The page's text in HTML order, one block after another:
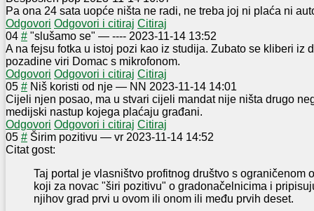
Pa ona 24 sata uopće ništa ne radi, ne treba joj ni plaća ni
Odgovori Odgovori i citiraj Citiraj
04 # "slušamo se" — ---- 2023-11-14 13:52
A na fejsu fotka u istoj pozi kao iz studija. Zubato se kliberi iz
pozadine viri Domac s mikrofonom.
Odgovori Odgovori i citiraj Citiraj
05 # Niš koristi od nje — NN 2023-11-14 14:01
Cijeli njen posao, ma u stvari cijeli mandat nije ništa drugo
medijski nastup kojega plaćaju građani.
Odgovori Odgovori i citiraj Citiraj
05 # Širim pozitivu — vr 2023-11-14 14:52
Citat gost:
Taj portal je vlasništvo profitnog društvo s ograničenom
koji za novac "širi pozitivu" o gradonačelnicima i
njihov grad prvi u ovom ili onom ili među prvih deset.